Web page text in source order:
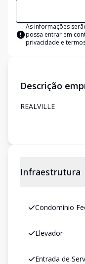
As informações
possa entrar em
privacidade e
Descrição
REALVILLE
Infraestrutura
Condomínio
Elevador
Entrada de